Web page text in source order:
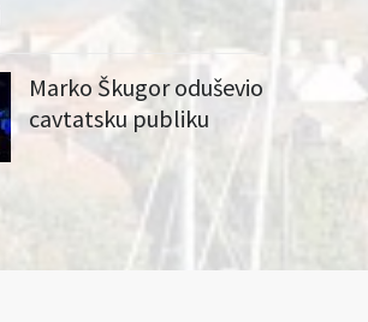
Marko Škugor oduševio
cavtatsku publiku